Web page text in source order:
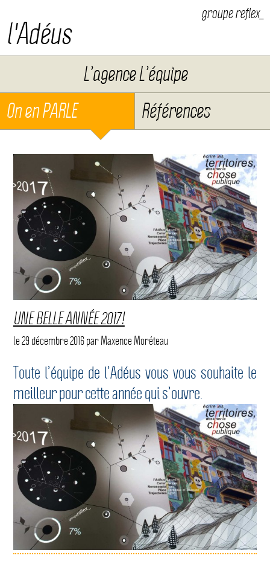
l'Adéus
groupe reflex_
L’agence L’équipe
On en PARLE
Références
UNE BELLE ANNÉE 2017!
le29 décembre 2016parMaxence Moréteau
Toute l’équipe de l’Adéus vous vous souhaite le
meilleur pour cette année qui s’ouvre.